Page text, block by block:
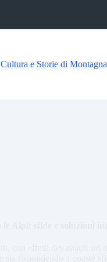
Cultura e Storie di Montagna